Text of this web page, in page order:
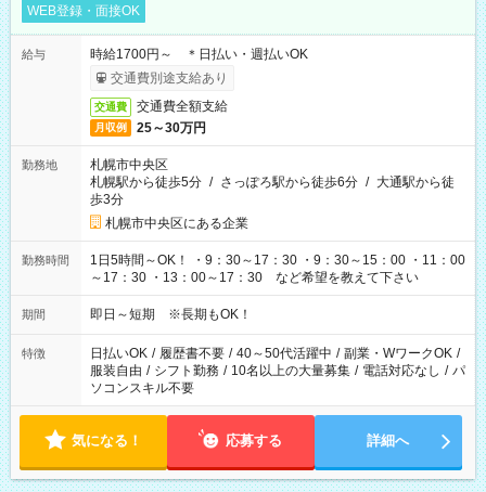
WEB登録・面接OK
給与
時給1700円～ ＊日払い・週払いOK
交通費別途支給あり
交通費 交通費全額支給
月収例 25～30万円
勤務地
札幌市中央区
札幌駅から徒歩5分 / さっぽろ駅から徒歩6分 / 大通駅から徒
歩3分
札幌市中央区にある企業
勤務時間
1日5時間～OK！ ・9：30～17：30 ・9：30～15：00 ・11：00
～17：30 ・13：00～17：30 など希望を教えて下さい
期間 即日～短期 ※長期もOK！
特徴 日払いOK / 履歴書不要 / 40～50代活躍中 / 副業・WワークOK /
服装自由 / シフト勤務 / 10名以上の大量募集 / 電話対応なし / パ
ソコンスキル不要
気になる！ 応募する 詳細へ